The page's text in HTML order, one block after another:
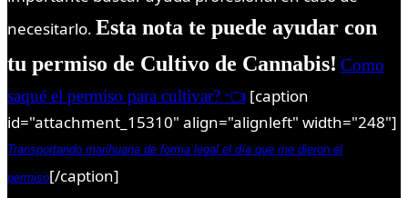
necesitarlo. Esta nota te puede ayudar con
tu permiso de Cultivo de Cannabis! Como
saqué el permiso para cultivar? 👈 [caption
id="attachment_15310" align="alignleft" width="248"]
Transportando marihuana de forma legal el día que me dieron el
permiso[/caption]